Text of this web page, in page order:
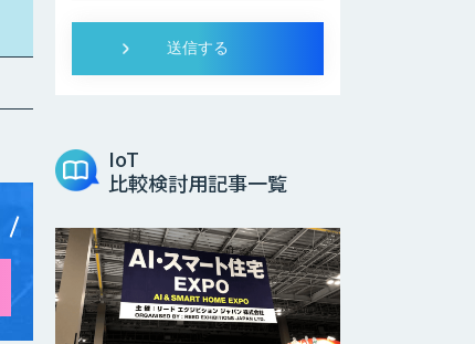
IoT
比較検討用記事一覧